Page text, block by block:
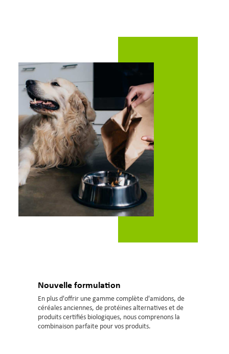
Nouvelle formulation
En plus d'offrir une gamme complète d'amidons, de
céréales anciennes, de protéines alternatives et de
produits certifiés biologiques, nous comprenons la
combinaison parfaite pour vos produits.